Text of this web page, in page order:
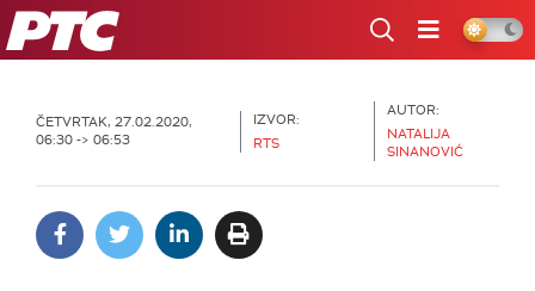
RTS
ČETVRTAK, 27.02.2020,
06:30 -> 06:53
IZVOR:
RTS
AUTOR:
NATALIJA
SINANOVIĆ